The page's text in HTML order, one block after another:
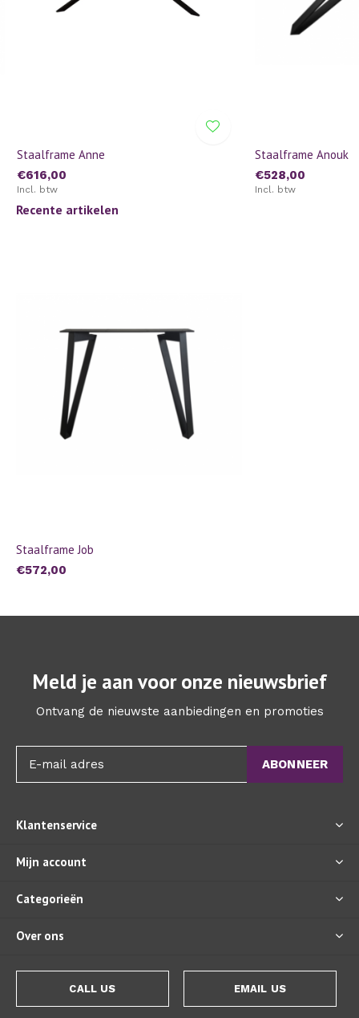
Staalframe Anne
€616,00
Incl. btw
Staalframe Anouk
€528,00
Incl. btw
Recente artikelen
Staalframe Job
€572,00
Meld je aan voor onze nieuwsbrief
Ontvang de nieuwste aanbiedingen en promoties
ABONNEER
Klantenservice
Mijn account
Categorieën
Over ons
CALL US EMAIL US